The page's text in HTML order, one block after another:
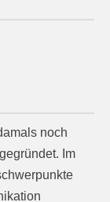
noch
Im